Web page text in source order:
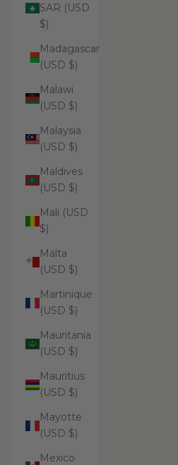
SAR (USD
$)
Madagascar
(USD $)
Malawi
(USD $)
Malaysia
(USD $)
Maldives
(USD $)
Mali (USD
$)
Malta
(USD $)
Martinique
(USD $)
Mauritania
(USD $)
Mauritius
(USD $)
Mayotte
(USD $)
Mexico